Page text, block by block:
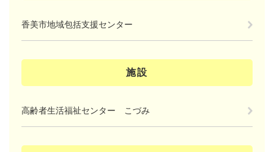
香美市地域包括支援センター
施設
高齢者生活福祉センター こづみ